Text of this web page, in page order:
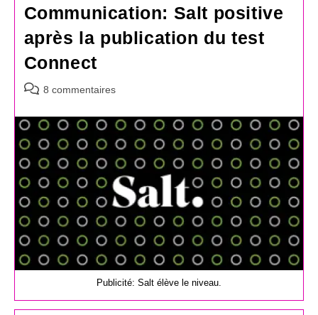
Communication: Salt positive
après la publication du test
Connect
Commentaires
la
publication :
8 commentaires
Publicité: Salt élève le niveau.